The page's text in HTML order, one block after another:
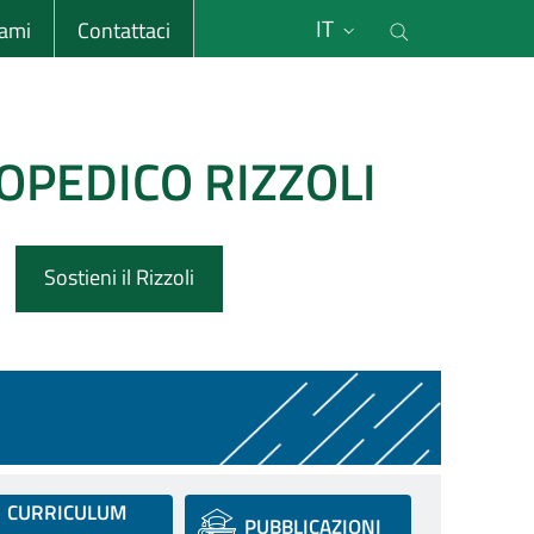
Contattaci IT
RIZZOLI
Sostieni il Rizzoli
CURRICULUM
PUBBLICAZIONI